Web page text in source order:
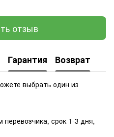
отзыв
Гарантия Возврат
выбрать один из
срок 1-3 дня,